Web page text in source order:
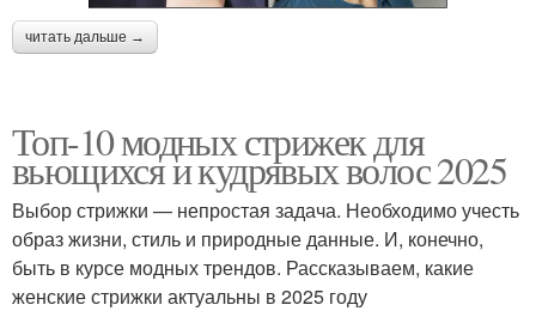
читать дальше →
Топ-10 модных стрижек для
вьющихся и кудрявых волос 2025
Выбор стрижки — непростая задача. Необходимо учесть
образ жизни, стиль и природные данные. И, конечно,
быть в курсе модных трендов. Рассказываем, какие
женские стрижки актуальны в 2025 году